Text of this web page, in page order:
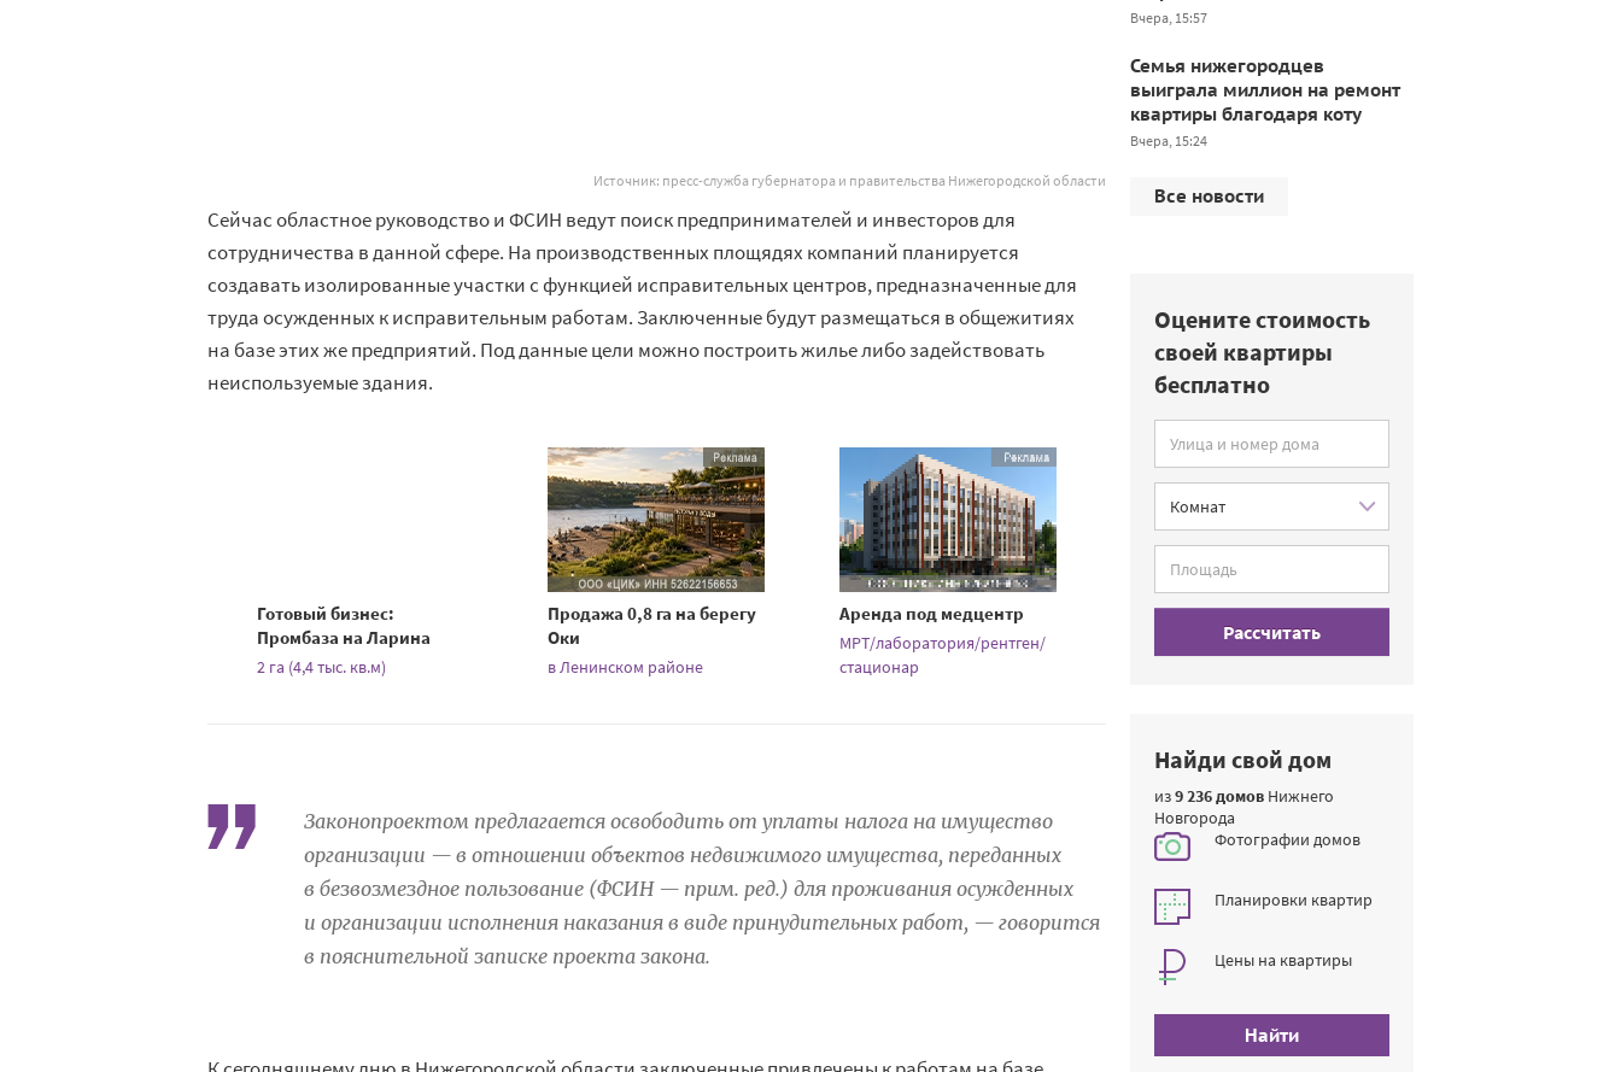
Источник: пресс-служба губернатора и правительства Нижегородской области
Сейчас областное руководство и ФСИН ведут поиск предпринимателей и инвесторов для
сотрудничества в данной сфере. На производственных площядях компаний планируется
создавать изолированные участки с функцией исправительных центров, предназначенные для
труда осужденных к исправительным работам. Заключенные будут размещаться в общежитиях
на базе этих же предприятий. Под данные цели можно построить жилье либо задействовать
неиспользуемые здания.
Готовый бизнес:
Промбаза на Ларина
2 га (4,4 тыс. кв.м)
Продажа 0,8 га на берегу
Оки
в Ленинском районе
Аренда под медцентр
МРТ/лаборатория/рентген/
стационар
Законопроектом предлагается освободить от уплаты налога на имущество
организации — в отношении объектов недвижимого имущества, переданных
в безвозмездное пользование (ФСИН — прим. ред.) для проживания осужденных
и организации исполнения наказания в виде принудительных работ, — говорится
в пояснительной записке проекта закона.
Вчера, 15:57
Семья нижегородцев
выиграла миллион на ремонт
квартиры благодаря коту
Вчера, 15:24
Все новости
Оцените стоимость
своей квартиры
бесплатно
Рассчитать
Найди свой дом
из9 236 домов Нижнего
Новгорода
Фотографии домов
Планировки квартир
Цены на квартиры
Найти